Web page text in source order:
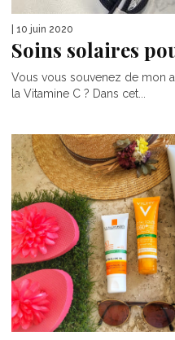
| 10 juin 2020
Soins solaires
Vous vous souvenez de mon
la Vitamine C ? Dans cet...